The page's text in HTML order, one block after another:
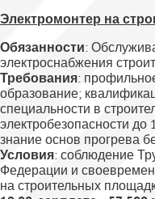
Электромонтер на
Обязанности:
электроснабжения
Требования:
образование;
специальности в
электробезопасности
знание основ прогрева
Условия: соблюдение
Федерации и
на строительных